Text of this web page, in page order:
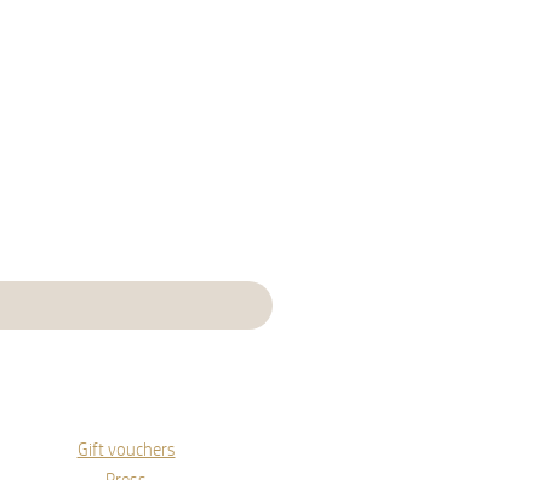
Gift vouchers